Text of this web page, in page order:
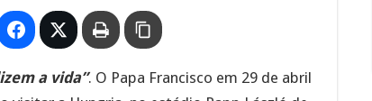
a vida”. O Papa Francisco em 29 de abril